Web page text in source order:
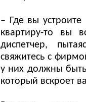
– Где вы
квартиру-то вы
диспетчер,
свяжитесь с
у них должны
который вскроет